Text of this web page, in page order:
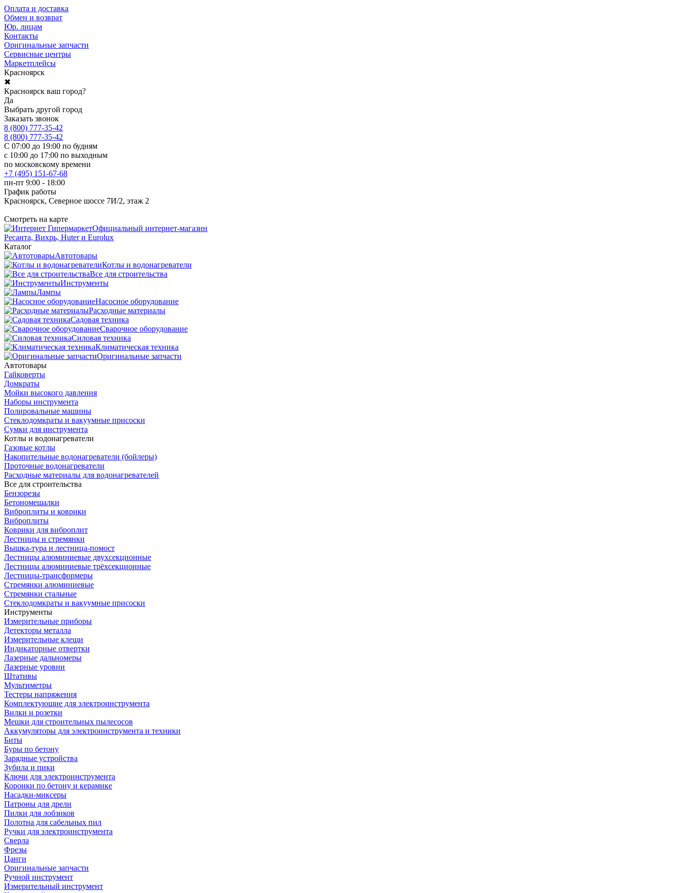
Оплата и доставка
Обмен и возврат
Юр. лицам
Контакты
Оригинальные запчасти
Сервисные центры
Маркетплейсы
Красноярск
✖
Красноярск ваш город?
Да
Выбрать другой город
Заказать звонок
8 (800) 777-35-42
8 (800) 777-35-42
С 07:00 до 19:00 по будням
с 10:00 до 17:00 по выходным
по московскому времени
+7 (495) 151-67-68
пн-пт 9:00 - 18:00
График работы
Красноярск, Северное шоссе 7И/2, этаж 2
Смотреть на карте
Официальный интернет-магазин
Ресанта, Вихрь, Huter и Eurolux
Каталог
Автотовары
Котлы и водонагреватели
Все для строительства
Инструменты
Лампы
Насосное оборудование
Расходные материалы
Садовая техника
Сварочное оборудование
Силовая техника
Климатическая техника
Оригинальные запчасти
Автотовары
Гайковерты
Домкраты
Мойки высокого давления
Наборы инструмента
Полировальные машины
Стеклодомкраты и вакуумные присоски
Сумки для инструмента
Котлы и водонагреватели
Газовые котлы
Накопительные водонагреватели (бойлеры)
Проточные водонагреватели
Расходные материалы для водонагревателей
Все для строительства
Бензорезы
Бетономешалки
Виброплиты и коврики
Виброплиты
Коврики для виброплит
Лестницы и стремянки
Вышка-тура и лестница-помост
Лестницы алюминиевые двухсекционные
Лестницы алюминиевые трёхсекционные
Лестницы-трансформеры
Стремянки алюминиевые
Стремянки стальные
Стеклодомкраты и вакуумные присоски
Инструменты
Измерительные приборы
Детекторы металла
Измерительные клещи
Индикаторные отвертки
Лазерные дальномеры
Лазерные уровни
Штативы
Мультиметры
Тестеры напряжения
Комплектующие для электроинструмента
Вилки и розетки
Мешки для строительных пылесосов
Аккумуляторы для электроинструмента и техники
Биты
Буры по бетону
Зарядные устройства
Зубила и пики
Ключи для электроинструмента
Коронки по бетону и керамике
Насадки-миксеры
Патроны для дрели
Пилки для лобзиков
Полотна для сабельных пил
Ручки для электроинструмента
Сверла
Фрезы
Цанги
Оригинальные запчасти
Ручной инструмент
Измерительный инструмент